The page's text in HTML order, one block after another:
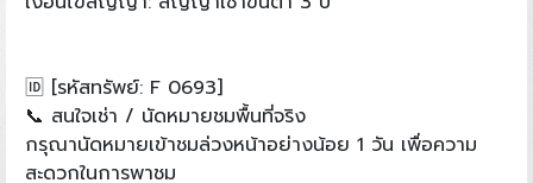
🆔 [รหัสทรัพย์: F 0693]
📞 สนใจเช่า / นัดหมายชมพื้นที่จริง
กรุณานัดหมายเข้าชมล่วงหน้าอย่างน้อย 1 วัน เพื่อความ
สะดวกในการพาชม